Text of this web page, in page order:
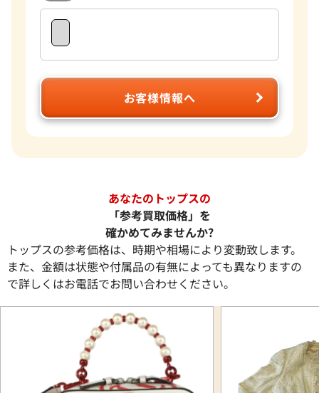
お客様情報へ
あなたのトップスの
「参考買取価格」を
確かめてみませんか?
トップスの参考価格は、時期や相場により変動致します。
また、金額は状態や付属品の有無によっても異なりますの
で詳しくはお電話でお問い合わせください。